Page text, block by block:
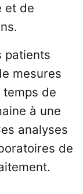
et de
patients
mesures
de
à une
analyses
de